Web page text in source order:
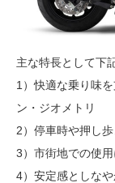
主な特長として下
1）快適な乗り味
ン・ジオメトリ
2）停車時や押し
3）市街地での使
4）安定感としな